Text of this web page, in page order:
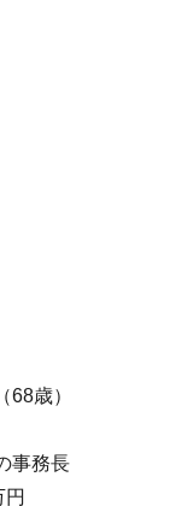
68歳）
事務長